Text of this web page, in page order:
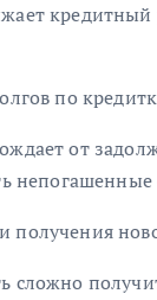
по
от
получения
сложно